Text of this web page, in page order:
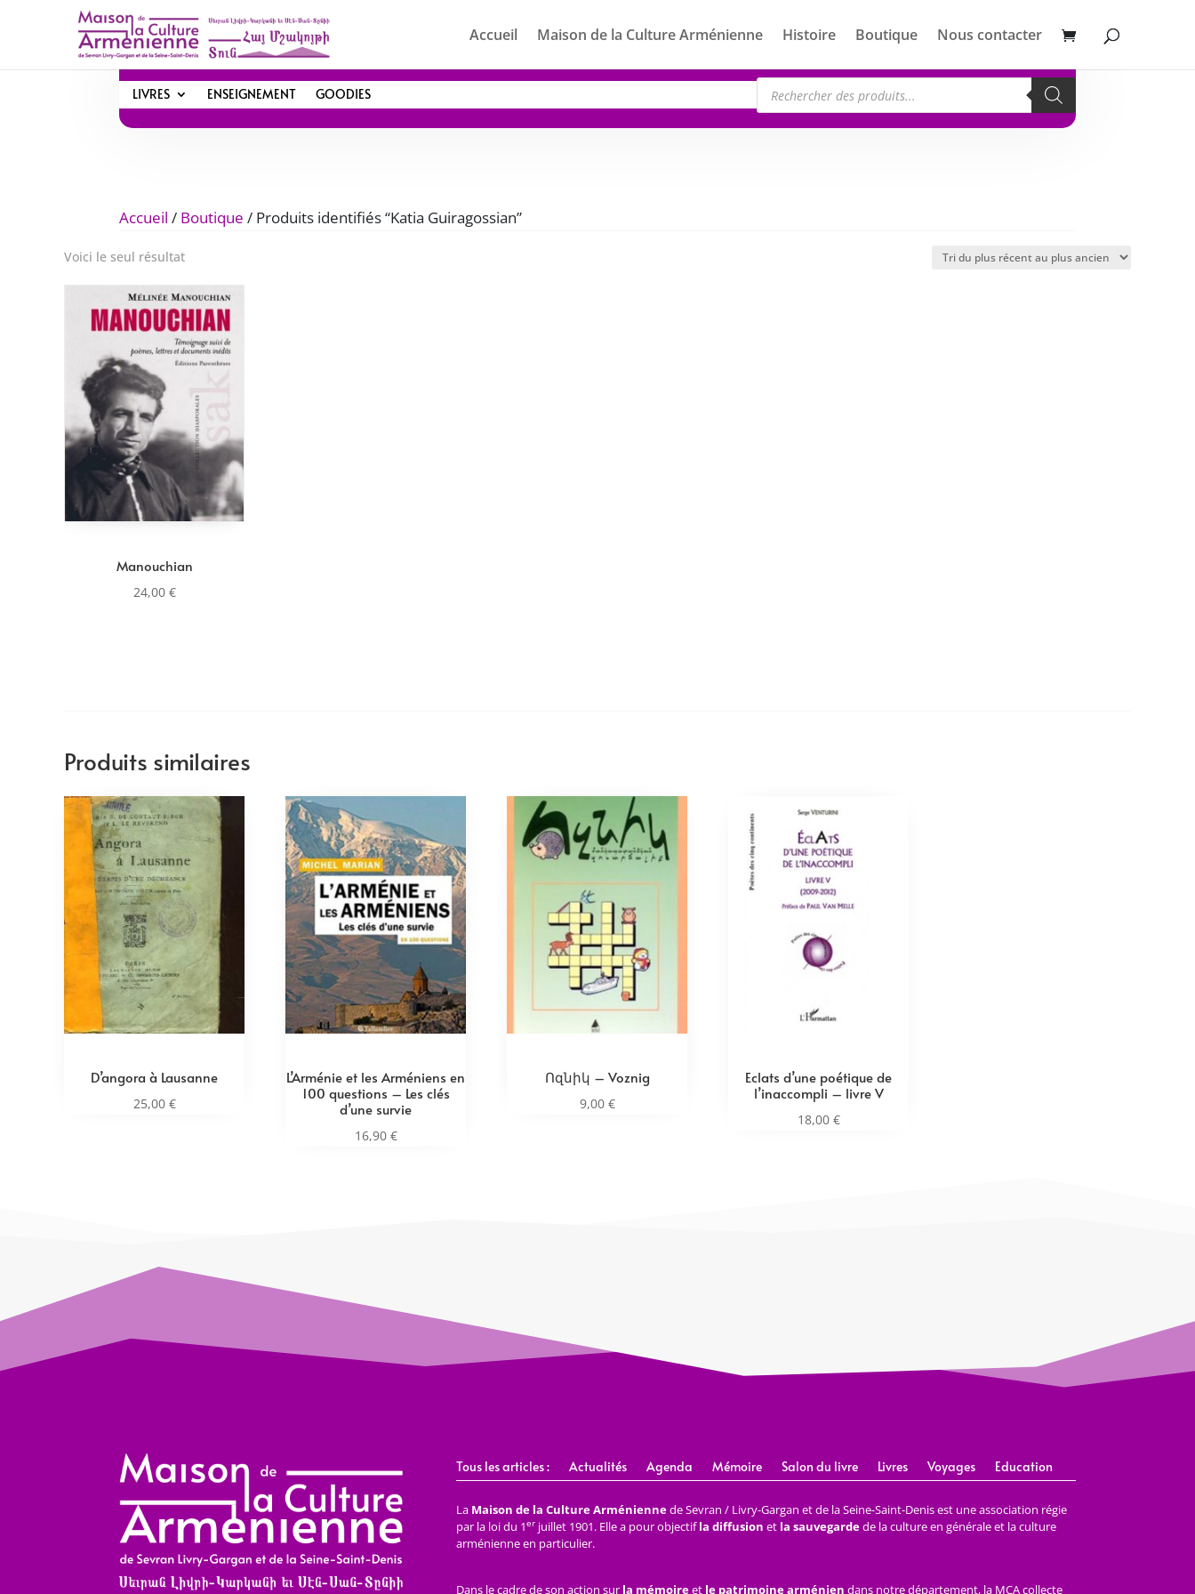
Accueil Maison de la Culture Arménienne Histoire Boutique Nous contacter
LIVRES ENSEIGNEMENT GOODIES Recherche
de
produits
Accueil / Boutique / Produits identifiés “Katia Guiragossian”
Voici le seul résultat
Manouchian
24,00 €
Produits similaires
D’angora à Lausanne
25,00 €
L’Arménie et les Arméniens en
100 questions – Les clés
d’une survie
16,90 €
Ոզնիկ – Voznig
9,00 €
Eclats d’une poétique de
l’inaccompli – livre V
18,00 €
Tous les articles : Actualités Agenda Mémoire Salon du livre Livres Voyages Education
La Maison de la Culture Arméniennede Sevran / Livry-Gargan et de la Seine-Saint-Denis est une association régie
par la loi du 1erjuillet 1901. Elle a pour objectifla diffusion et la sauvegardede la culture en générale et la culture
arménienne en particulier.
Dans le cadre de son action sur la mémoireet le patrimoine arménien dans notre département, la MCA collecte